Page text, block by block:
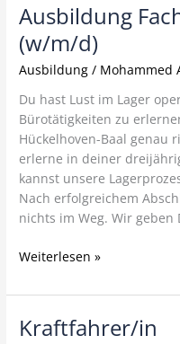
Ausbildung
(w/m/d)
Ausbildung / Mohammed
Du hast Lust im Lager
Bürotätigkeiten zu
Hückelhoven-Baal genau
erlerne in deiner
kannst unsere
Nach erfolgreichem
nichts im Weg. Wir geben
Ausbildung
Lagerlogistik
(w/m/d)
Weiterlesen »
Kraftfahrer/in
Kraftfahrer/in